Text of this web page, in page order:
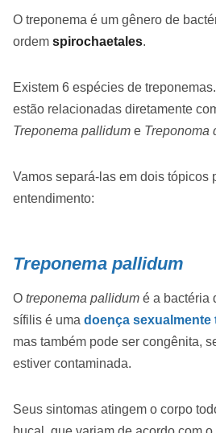
O treponema é um gênero de
ordem spirochaetales.
Existem 6 espécies de
estão relacionadas diretamente
Treponema pallidum e Treponoma
Vamos separá-las em dois tópicos
entendimento:
Treponema pallidum
O treponema pallidum é a bactéria
sífilis é uma doença sexualmente
mas também pode ser congênita,
estiver contaminada.
Seus sintomas atingem o corpo